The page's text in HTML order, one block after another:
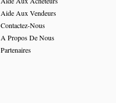
Aide Aux Vendeurs
Contactez-Nous
A Propos De Nous
Partenaires